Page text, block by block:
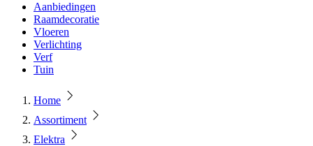
Aanbiedingen
Raamdecoratie
Vloeren
Verlichting
Verf
Tuin
Home
Assortiment
Elektra